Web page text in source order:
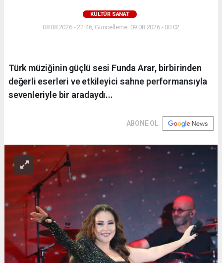
KÜLTÜR SANAT
08.08.2026 - 22:46, Güncelleme: 09.08.2026 - 00:02
Türk müziğinin güçlü sesi Funda Arar, birbirinden
değerli eserleri ve etkileyici sahne performansıyla
sevenleriyle bir aradaydı...
ABONE OL